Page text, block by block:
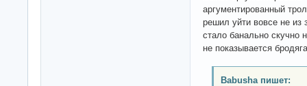
аргументированный
решил уйти вовсе не из
стало банально скучно
не показывается
Babusha пишет: